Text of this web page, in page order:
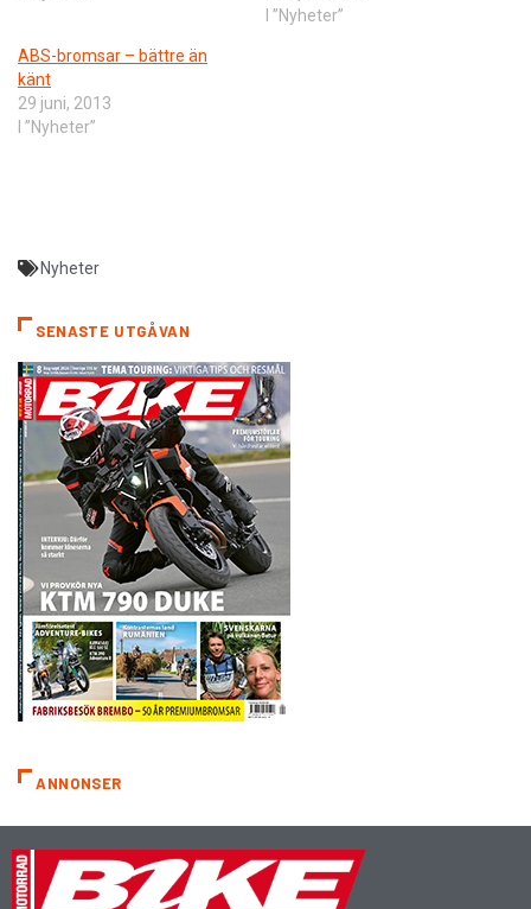
I ”Nyheter”
ABS-bromsar – bättre än
känt
29 juni, 2013
I ”Nyheter”
Nyheter
SENASTE UTGÅVAN
ANNONSER